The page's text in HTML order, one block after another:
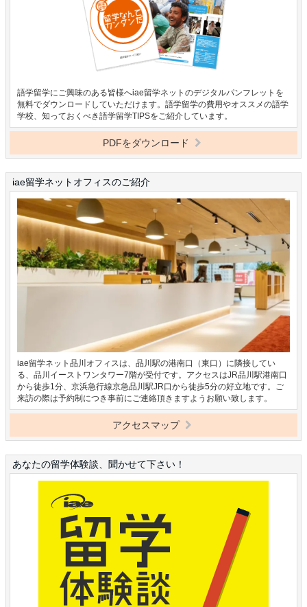
語学留学にご興味のある皆様へiae留学ネットのデジタルパンフレットを
無料でダウンロードしていただけます。語学留学の費用やオススメの語学
学校、知っておくべき語学留学TIPSをご紹介しています。
PDFをダウンロード
iae留学ネットオフィスのご紹介
iae留学ネット品川オフィスは、品川駅の港南口（東口）に隣接してい
る、品川イーストワンタワー7階が受付です。アクセスはJR品川駅港南口
から徒歩1分、京浜急行線京急品川駅JR口から徒歩5分の好立地です。ご
来訪の際は予約制につき事前にご連絡頂きますようお願い致します。
アクセスマップ
あなたの留学体験談、聞かせて下さい！